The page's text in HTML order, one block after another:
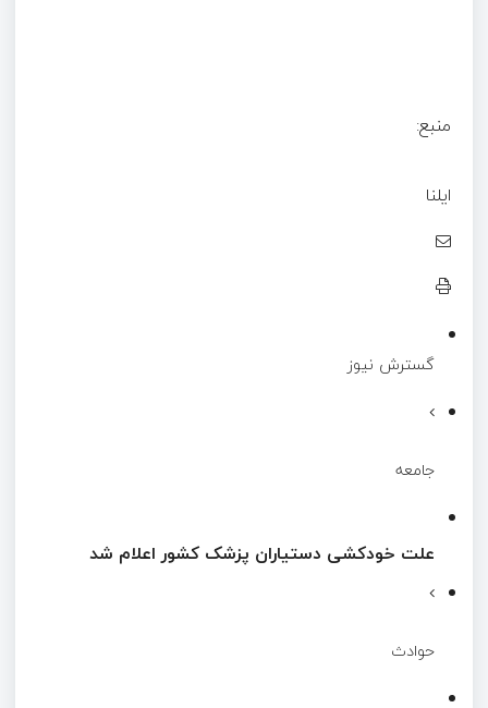
منبع:
ایلنا
گسترش نیوز
جامعه
علت خودکشی دستیاران پزشک کشور اعلام شد
حوادث